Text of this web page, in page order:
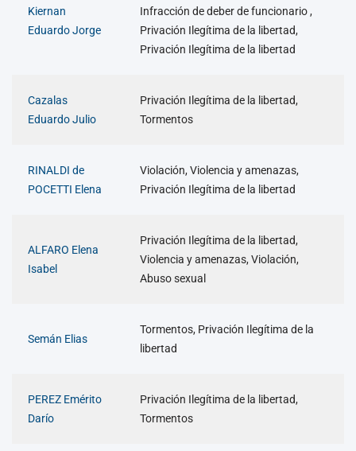
Kiernan
Eduardo Jorge
Infracción de deber de funcionario ,
Privación Ilegítima de la libertad,
Privación Ilegítima de la libertad
Cazalas
Eduardo Julio
Privación Ilegítima de la libertad,
Tormentos
RINALDI de
POCETTI Elena
Violación, Violencia y amenazas,
Privación Ilegítima de la libertad
ALFARO Elena
Isabel
Privación Ilegítima de la libertad,
Violencia y amenazas, Violación,
Abuso sexual
Semán Elias
Tormentos, Privación Ilegítima de la
libertad
PEREZ Emérito
Darío
Privación Ilegítima de la libertad,
Tormentos